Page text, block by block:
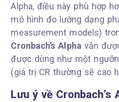
Alpha, điều này phù hợp
mô hình đo lường dạng
measurement models)
Cronbach’s Alpha vẫn
được dùng như một
(giá trị CR thường sẽ cao
Lưu ý về Cronbach’s